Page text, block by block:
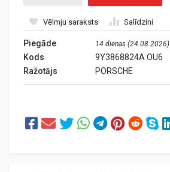
Vēlmju saraksts Salīdzini
Piegāde 14 dienas (24.08.2026)
Kods
9Y3868824A OU6
Ražotājs
PORSCHE